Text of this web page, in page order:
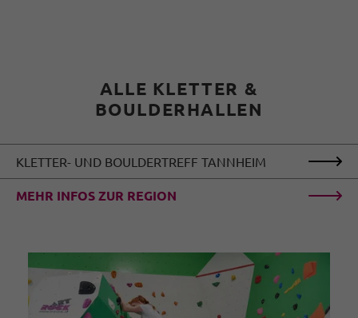
ALLE KLETTER &
BOULDERHALLEN
KLETTER- UND BOULDERTREFF TANNHEIM
MEHR INFOS ZUR REGION